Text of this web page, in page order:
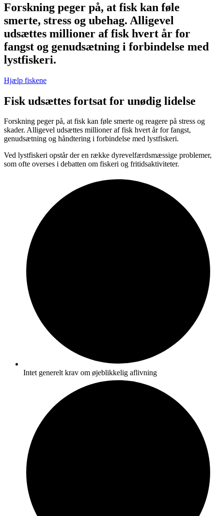
Forskning peger på, at fisk kan føle
smerte, stress og ubehag. Alligevel
udsættes millioner af fisk hvert år for
fangst og genudsætning i forbindelse med
lystfiskeri.
Hjælp fiskene
Fisk udsættes fortsat for unødig lidelse
Forskning peger på, at fisk kan føle smerte og reagere på stress og
skader. Alligevel udsættes millioner af fisk hvert år for fangst,
genudsætning og håndtering i forbindelse med lystfiskeri.
Ved lystfiskeri opstår der en række dyrevelfærdsmæssige problemer,
som ofte overses i debatten om fiskeri og fritidsaktiviteter.
Intet generelt krav om øjeblikkelig aflivning